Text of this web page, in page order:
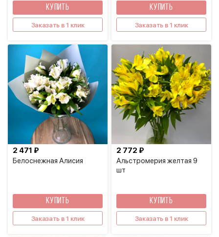
КУПИТЬ
Заказать в 1 клик
КУПИТЬ
Заказать в 1 клик
Белоснежная Алисия
2 471 ₽
КУПИТЬ
Заказать в 1 клик
Альстромерия желтая 9
шт
2 772 ₽
КУПИТЬ
Заказать в 1 клик